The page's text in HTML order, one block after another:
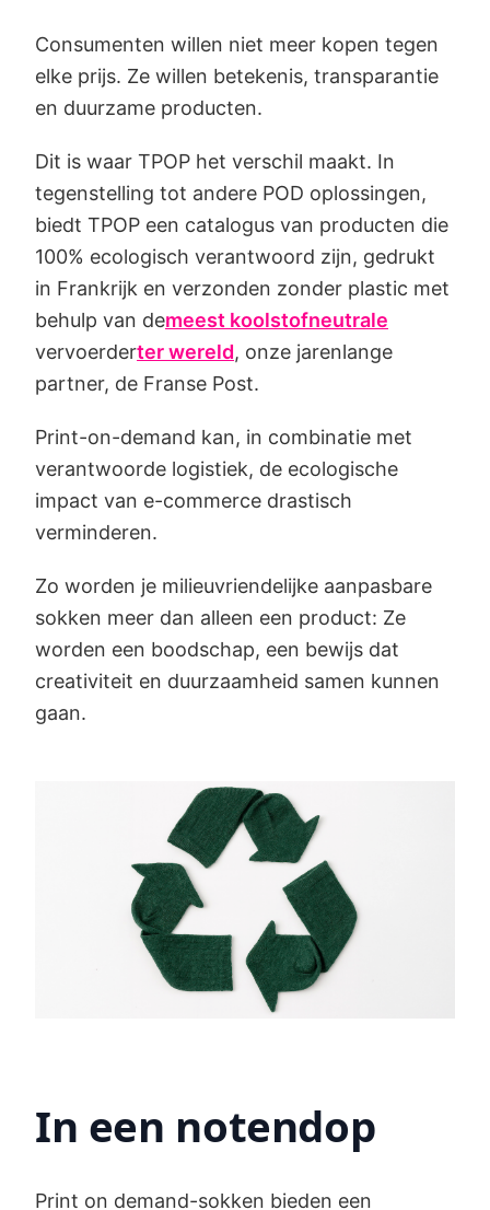
Consumenten willen niet meer kopen tegen
elke prijs. Ze willen betekenis, transparantie
en duurzame producten.
Dit is waar TPOP het verschil maakt. In
tegenstelling tot andere POD oplossingen,
biedt TPOP een catalogus van producten die
100% ecologisch verantwoord zijn, gedrukt
in Frankrijk en verzonden zonder plastic met
behulp van demeest koolstofneutrale
vervoerderter wereld, onze jarenlange
partner, de Franse Post.
Print-on-demand kan, in combinatie met
verantwoorde logistiek, de ecologische
impact van e-commerce drastisch
verminderen.
Zo worden je milieuvriendelijke aanpasbare
sokken meer dan alleen een product: Ze
worden een boodschap, een bewijs dat
creativiteit en duurzaamheid samen kunnen
gaan.
In een notendop
Print on demand-sokken bieden een